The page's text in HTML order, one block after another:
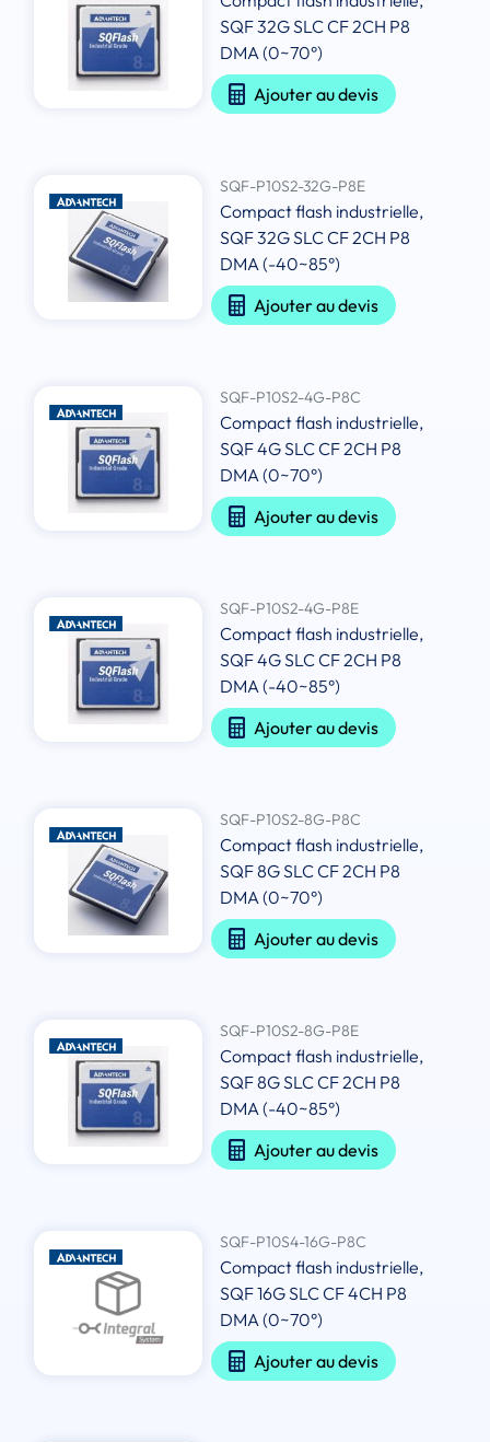
SQF 32G SLC CF 2CH P8
DMA (0~70°)
Ajouter au devis
SQF-P10S2-32G-P8E
Compact flash industrielle,
SQF 32G SLC CF 2CH P8
DMA (-40~85°)
Ajouter au devis
SQF-P10S2-4G-P8C
Compact flash industrielle,
SQF 4G SLC CF 2CH P8
DMA (0~70°)
Ajouter au devis
SQF-P10S2-4G-P8E
Compact flash industrielle,
SQF 4G SLC CF 2CH P8
DMA (-40~85°)
Ajouter au devis
SQF-P10S2-8G-P8C
Compact flash industrielle,
SQF 8G SLC CF 2CH P8
DMA (0~70°)
Ajouter au devis
SQF-P10S2-8G-P8E
Compact flash industrielle,
SQF 8G SLC CF 2CH P8
DMA (-40~85°)
Ajouter au devis
SQF-P10S4-16G-P8C
Compact flash industrielle,
SQF 16G SLC CF 4CH P8
DMA (0~70°)
Ajouter au devis